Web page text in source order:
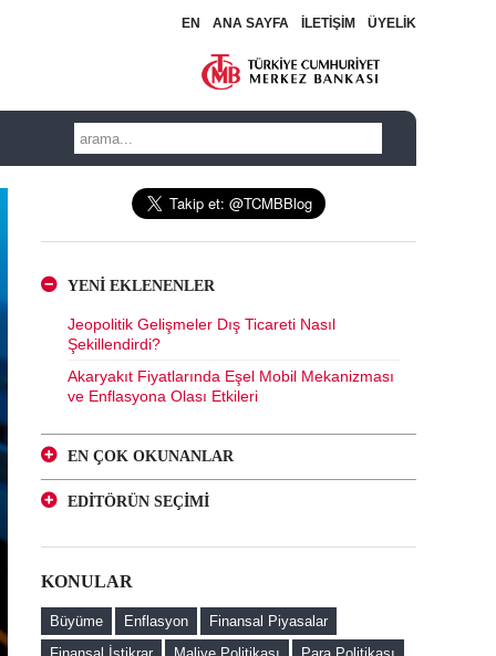
EN ANA SAYFA İLETİŞİM ÜYELİK
YENİ EKLENENLER
Jeopolitik Gelişmeler Dış Ticareti Nasıl
Şekillendirdi?
Akaryakıt Fiyatlarında Eşel Mobil Mekanizması
ve Enflasyona Olası Etkileri
EN ÇOK OKUNANLAR
Kur Korumalı ve Geleneksel Mevduatlara
Yatırımcı Perspektifinden Bir Bakış
Türk Lirası Mevduatı Teşvik Etmeye Yönelik
Döviz Alım Davranışları
EDİTÖRÜN SEÇİMİ
Türk Lirası Mevduatı Teşvik Etmeye Yönelik
Düzenlemelerin Faizlere Etkisi
Kur Korumalı Mevduat (KKM) Sahibi Firmaların
KONULAR
Büyüme Enflasyon
Finansal Piyasalar